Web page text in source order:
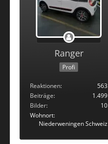
Ranger
Profi
Reaktionen
563
Beiträge
1.499
Bilder
10
Wohnort
Niederweningen Schweiz